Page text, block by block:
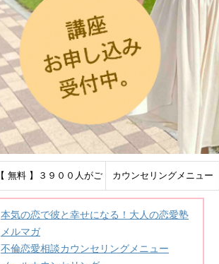
【 無料 】３９００人がご
ールレター♪
カウンセリングメニュー
本気の恋で彼と幸せになる！大人の恋愛塾
メルマガ
不倫恋愛相談カウンセリングメニュー